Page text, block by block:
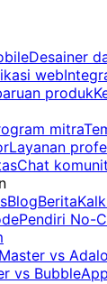
Desainer
web
produk
mitra
Layanan
Chat
BlogBerita
Pendiri No-
vs Adalo
vs Bubble